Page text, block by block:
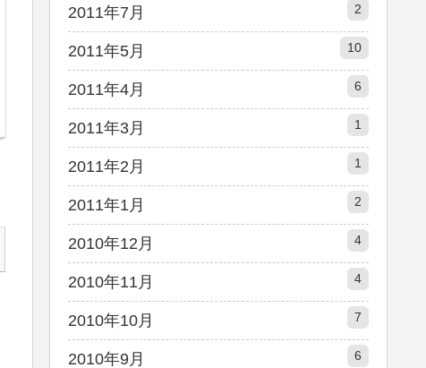
2011年7月 2
2011年5月 10
2011年4月 6
2011年3月 1
2011年2月 1
2011年1月 2
2010年12月 4
2010年11月 4
2010年10月 7
2010年9月 6